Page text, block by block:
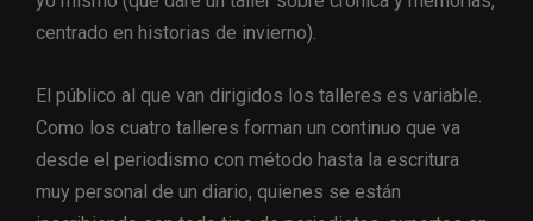
centrado en historias de invierno).
El público al que van dirigidos los talleres es variable.
Como los cuatro talleres forman un continuo que va
desde el periodismo con método hasta la escritura
muy personal de un diario, quienes se están